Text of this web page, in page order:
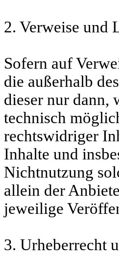
2. Verweise und
Sofern auf
die außerhalb
dieser nur dann,
technisch
rechtswidriger
Inhalte und
Nichtnutzung
allein der
jeweilige
3. Urheberrecht